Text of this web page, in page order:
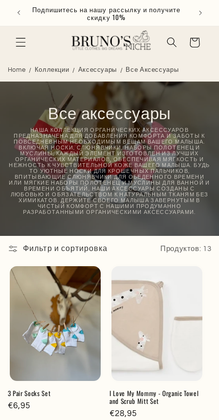
Подпишитесь на нашу рассылку и получите
скидку 10%
Корзина
Home Коллекции Аксессуары Все Аксессуары
Все аксессуары
НАША КОЛЛЕКЦИЯ ОРГАНИЧЕСКИХ АКСЕССУАРОВ
ПРЕДНАЗНАЧЕНА ДЛЯ ДОБАВЛЕНИЯ КОМФОРТА И ЗАБОТЫ К
ПОВСЕДНЕВНЫМ НЕОБХОДИМЫМ ВЕЩАМ ВАШЕГО МАЛЫША.
ВКЛЮЧАЯ НОСКИ, СЛЮНЯВЧИКИ, НАБОРЫ ПОЛОТЕНЕЦ И
МУСЛИНЫ, КАЖДЫЙ ЭЛЕМЕНТ ИЗГОТОВЛЕН ИЗ ЛУЧШИХ
ОРГАНИЧЕСКИХ МАТЕРИАЛОВ, ОБЕСПЕЧИВАЯ МЯГКОСТЬ И
НЕЖНОСТЬ К ЧУВСТВИТЕЛЬНОЙ КОЖЕ ВАШЕГО МАЛЫША. БУДЬ
ТО УЮТНЫЕ НОСКИ ДЛЯ КРОШЕЧНЫХ ПАЛЬЧИКОВ,
ВПИТЫВАЮЩИЕ СЛЮНЯВЧИКИ ДЛЯ ОБЕДЕННОГО ВРЕМЕНИ
ИЛИ МЯГКИЕ НАБОРЫ ПОЛОТЕНЕЦ И МУСЛИНЫ ДЛЯ ВАННОЙ И
ВРЕМЕНИ ОБЪЯТИЙ, НАШИ АКСЕССУАРЫ СОЗДАНЫ С
ЛЮБОВЬЮ И ОБЯЗАТЕЛЬСТВОМ К НАТУРАЛЬНЫМ ТКАНЯМ БЕЗ
ХИМИКАТОВ. ДЕРЖИТЕ СВОЕГО МАЛЫША ЗАВЕРНУТЫМ В
ЧИСТЫЙ КОМФОРТ С НАШИМИ ПРОДУМАННО
РАЗРАБОТАННЫМИ ОРГАНИЧЕСКИМИ АКСЕССУАРАМИ.
Фильтр и сортировка Продуктов: 13
3 Pair Socks Set
Обычная
€6,95
I Love My Mommy - Organic Towel
and Scrub Mitt Set
Обычная
€28,95